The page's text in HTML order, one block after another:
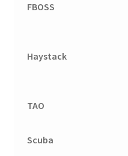
FBOSS
Haystack
TAO
Scuba